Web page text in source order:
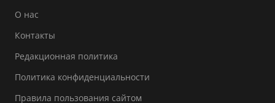
О нас
Контакты
Редакционная политика
Политика конфиденциальности
Правила пользования сайтом